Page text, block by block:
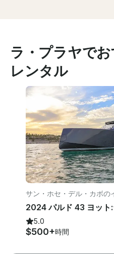
ラ・プラヤで
レンタル
サン・ホセ・デル・カボの
5.0
$500+時間